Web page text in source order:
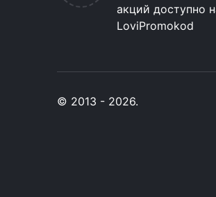
акций доступно
LoviPromokod
© 2013 - 2026.